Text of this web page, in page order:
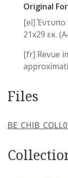
Original
[el] Έντυπο
21x29 εκ.
[fr] Revue
Files